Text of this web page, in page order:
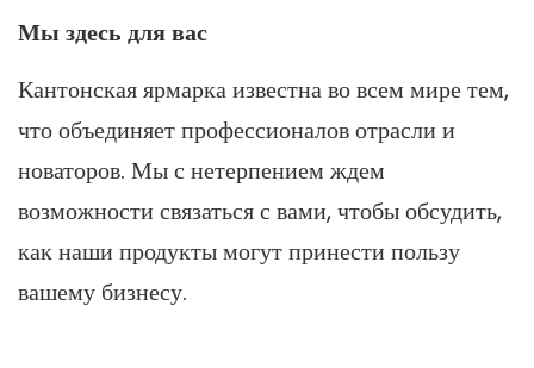
Мы здесь для вас
Кантонская ярмарка известна во всем мире тем,
что объединяет профессионалов отрасли и
новаторов. Мы с нетерпением ждем
возможности связаться с вами, чтобы обсудить,
как наши продукты могут принести пользу
вашему бизнесу.